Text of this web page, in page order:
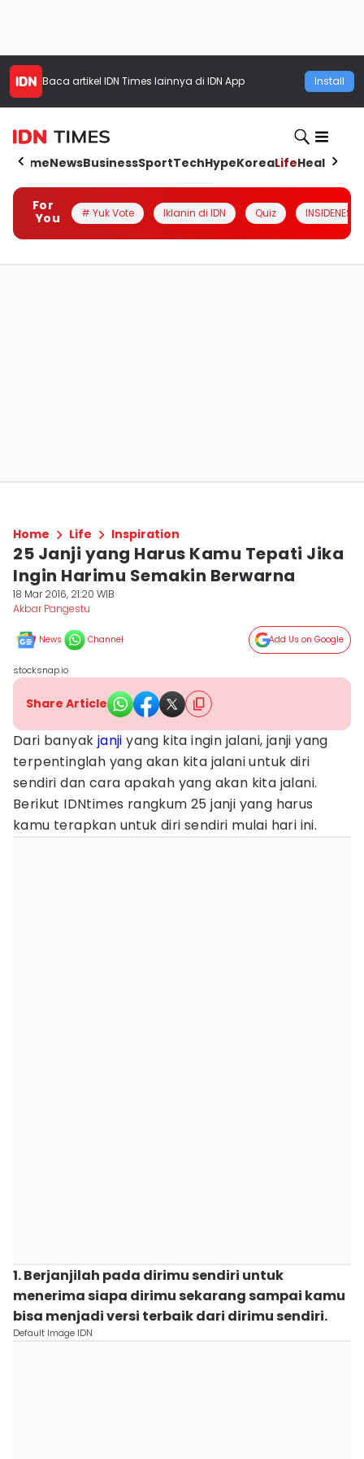
Baca artikel IDN Times lainnya di IDN App Install
HomeNewsBusinessSportTechHypeKoreaLifeHealth
For
You
# Yuk Vote Iklanin di IDN Quiz INSIDENESIA
Home Life Inspiration
25 Janji yang Harus Kamu Tepati Jika
Ingin Harimu Semakin Berwarna
18 Mar 2016, 21:20 WIB
Akbar Pangestu
News Channel Add Us on Google
stocksnap.io
Share Article
Dari banyak janji yang kita ingin jalani, janji yang
terpentinglah yang akan kita jalani untuk diri
sendiri dan cara apakah yang akan kita jalani.
Berikut IDNtimes rangkum 25 janji yang harus
kamu terapkan untuk diri sendiri mulai hari ini.
1. Berjanjilah pada dirimu sendiri untuk
menerima siapa dirimu sekarang sampai kamu
bisa menjadi versi terbaik dari dirimu sendiri.
Default Image IDN